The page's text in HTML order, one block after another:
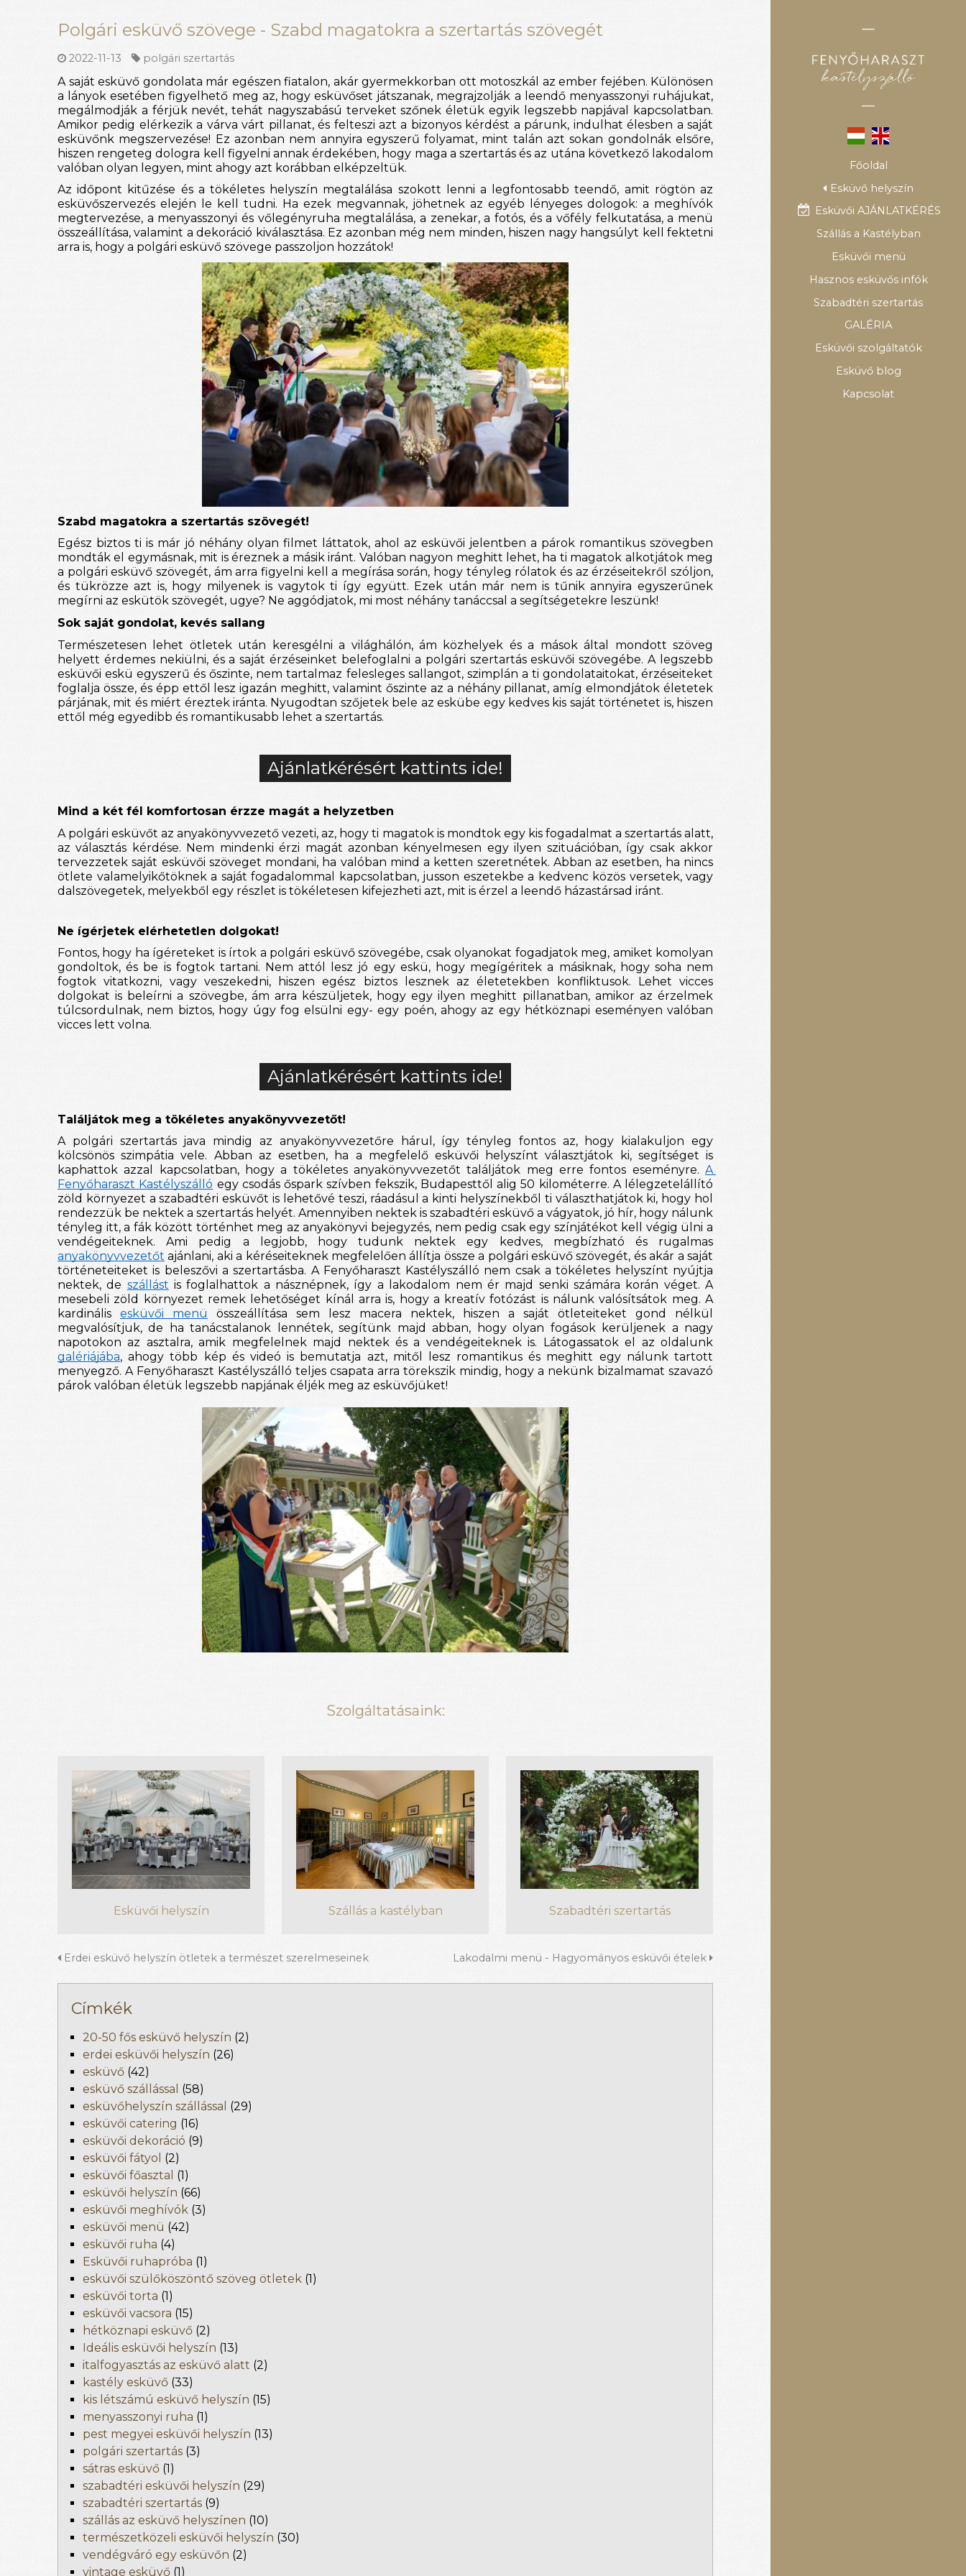
Főoldal
Esküvő helyszín
Esküvői AJÁNLATKÉRÉS
Szállás a Kastélyban
Esküvői menü
Hasznos esküvős infók
Szabadtéri szertartás
GALÉRIA
Esküvői szolgáltatók
Esküvő blog
Kapcsolat
Polgári esküvő szövege - Szabd magatokra a szertartás szövegét
2022-11-13 polgári szertartás
A saját esküvő gondolata már egészen fiatalon, akár gyermekkorban ott motoszkál az ember fejében. Különösen
a lányok esetében figyelhető meg az, hogy esküvőset játszanak, megrajzolják a leendő menyasszonyi ruhájukat,
megálmodják a férjük nevét, tehát nagyszabású terveket szőnek életük egyik legszebb napjával kapcsolatban.
Amikor pedig elérkezik a várva várt pillanat, és felteszi azt a bizonyos kérdést a párunk, indulhat élesben a saját
esküvőnk megszervezése! Ez azonban nem annyira egyszerű folyamat, mint talán azt sokan gondolnák elsőre,
hiszen rengeteg dologra kell figyelni annak érdekében, hogy maga a szertartás és az utána következő lakodalom
valóban olyan legyen, mint ahogy azt korábban elképzeltük.
Az időpont kitűzése és a tökéletes helyszín megtalálása szokott lenni a legfontosabb teendő, amit rögtön az
esküvőszervezés elején le kell tudni. Ha ezek megvannak, jöhetnek az egyéb lényeges dologok: a meghívók
megtervezése, a menyasszonyi és vőlegényruha megtalálása, a zenekar, a fotós, és a vőfély felkutatása, a menü
összeállítása, valamint a dekoráció kiválasztása. Ez azonban még nem minden, hiszen nagy hangsúlyt kell fektetni
arra is, hogy a polgári esküvő szövege passzoljon hozzátok!
Szabd magatokra a szertartás szövegét!
Egész biztos ti is már jó néhány olyan filmet láttatok, ahol az esküvői jelentben a párok romantikus szövegben
mondták el egymásnak, mit is éreznek a másik iránt. Valóban nagyon meghitt lehet, ha ti magatok alkotjátok meg
a polgári esküvő szövegét, ám arra figyelni kell a megírása során, hogy tényleg rólatok és az érzéseitekről szóljon,
és tükrözze azt is, hogy milyenek is vagytok ti így együtt. Ezek után már nem is tűnik annyira egyszerűnek
megírni az eskütök szövegét, ugye? Ne aggódjatok, mi most néhány tanáccsal a segítségetekre leszünk!
Sok saját gondolat, kevés sallang
Természetesen lehet ötletek után keresgélni a világhálón, ám közhelyek és a mások által mondott szöveg
helyett érdemes nekiülni, és a saját érzéseinket belefoglalni a polgári szertartás esküvői szövegébe. A legszebb
esküvői eskü egyszerű és őszinte, nem tartalmaz felesleges sallangot, szimplán a ti gondolataitokat, érzéseiteket
foglalja össze, és épp ettől lesz igazán meghitt, valamint őszinte az a néhány pillanat, amíg elmondjátok életetek
párjának, mit és miért éreztek iránta. Nyugodtan szőjetek bele az eskübe egy kedves kis saját történetet is, hiszen
ettől még egyedibb és romantikusabb lehet a szertartás.
Ajánlatkérésért kattints ide!
Mind a két fél komfortosan érzze magát a helyzetben
A polgári esküvőt az anyakönyvvezető vezeti, az, hogy ti magatok is mondtok egy kis fogadalmat a szertartás alatt,
az választás kérdése. Nem mindenki érzi magát azonban kényelmesen egy ilyen szituációban, így csak akkor
tervezzetek saját esküvői szöveget mondani, ha valóban mind a ketten szeretnétek. Abban az esetben, ha nincs
ötlete valamelyikőtöknek a saját fogadalommal kapcsolatban, jusson eszetekbe a kedvenc közös versetek, vagy
dalszövegetek, melyekből egy részlet is tökéletesen kifejezheti azt, mit is érzel a leendő házastársad iránt.
Ne ígérjetek elérhetetlen dolgokat!
Fontos, hogy ha ígéreteket is írtok a polgári esküvő szövegébe, csak olyanokat fogadjatok meg, amiket komolyan
gondoltok, és be is fogtok tartani. Nem attól lesz jó egy eskü, hogy megígéritek a másiknak, hogy soha nem
fogtok vitatkozni, vagy veszekedni, hiszen egész biztos lesznek az életetekben konfliktusok. Lehet vicces
dolgokat is beleírni a szövegbe, ám arra készüljetek, hogy egy ilyen meghitt pillanatban, amikor az érzelmek
túlcsordulnak, nem biztos, hogy úgy fog elsülni egy- egy poén, ahogy az egy hétköznapi eseményen valóban
vicces lett volna.
Ajánlatkérésért kattints ide!
Találjátok meg a tökéletes anyakönyvvezetőt!
A polgári szertartás java mindig az anyakönyvvezetőre hárul, így tényleg fontos az, hogy kialakuljon egy
kölcsönös szimpátia vele. Abban az esetben, ha a megfelelő esküvői helyszínt választjátok ki, segítséget is
kaphattok azzal kapcsolatban, hogy a tökéletes anyakönyvvezetőt találjátok meg erre fontos eseményre. A
Fenyőharaszt Kastélyszálló egy csodás őspark szívben fekszik, Budapesttől alig 50 kilométerre. A lélegzetelállító
zöld környezet a szabadtéri esküvőt is lehetővé teszi, ráadásul a kinti helyszínekből ti választhatjátok ki, hogy hol
rendezzük be nektek a szertartás helyét. Amennyiben nektek is szabadtéri esküvő a vágyatok, jó hír, hogy nálunk
tényleg itt, a fák között történhet meg az anyakönyvi bejegyzés, nem pedig csak egy színjátékot kell végig ülni a
vendégeiteknek. Ami pedig a legjobb, hogy tudunk nektek egy kedves, megbízható és rugalmas
anyakönyvvezetőt ajánlani, aki a kéréseiteknek megfelelően állítja össze a polgári esküvő szövegét, és akár a saját
történeteiteket is beleszővi a szertartásba. A Fenyőharaszt Kastélyszálló nem csak a tökéletes helyszínt nyújtja
nektek, de szállást is foglalhattok a násznépnek, így a lakodalom nem ér majd senki számára korán véget. A
mesebeli zöld környezet remek lehetőséget kínál arra is, hogy a kreatív fotózást is nálunk valósítsátok meg. A
kardinális
esküvői menü
összeállítása sem lesz macera nektek, hiszen a saját ötleteiteket gond nélkül
megvalósítjuk, de ha tanácstalanok lennétek, segítünk majd abban, hogy olyan fogások kerüljenek a nagy
napotokon az asztalra, amik megfelelnek majd nektek és a vendégeiteknek is. Látogassatok el az oldalunk
galériájába, ahogy több kép és videó is bemutatja azt, mitől lesz romantikus és meghitt egy nálunk tartott
menyegző. A Fenyőharaszt Kastélyszálló teljes csapata arra törekszik mindig, hogy a nekünk bizalmamat szavazó
párok valóban életük legszebb napjának éljék meg az esküvőjüket!
Szolgáltatásaink:
Esküvői helyszín Szállás a kastélyban Szabadtéri szertartás
Erdei esküvő helyszín ötletek a természet szerelmeseinek Lakodalmi menü - Hagyományos esküvői ételek
Címkék
20-50 fős esküvő helyszín (2)
erdei esküvői helyszín (26)
esküvő (42)
esküvő szállással (58)
esküvőhelyszín szállással (29)
esküvői catering (16)
esküvői dekoráció (9)
esküvői fátyol (2)
esküvői főasztal (1)
esküvői helyszín (66)
esküvői meghívók (3)
esküvői menü (42)
esküvői ruha (4)
Esküvői ruhapróba (1)
esküvői szülőköszöntő szöveg ötletek (1)
esküvői torta (1)
esküvői vacsora (15)
hétköznapi esküvő (2)
Ideális esküvői helyszín (13)
italfogyasztás az esküvő alatt (2)
kastély esküvő (33)
kis létszámú esküvő helyszín (15)
menyasszonyi ruha (1)
pest megyei esküvői helyszín (13)
polgári szertartás (3)
sátras esküvő (1)
szabadtéri esküvői helyszín (29)
szabadtéri szertartás (9)
szállás az esküvő helyszínen (10)
természetközeli esküvői helyszín (30)
vendégváró egy esküvőn (2)
vintage esküvő (1)